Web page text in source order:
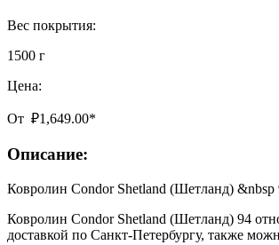
Вес покрытия:
1500 г
Цена:
От ₽1,649.00*
Описание:
Ковролин Condor Shetland (Шетланд) &nbsp
Ковролин Condor Shetland (Шетланд) 94
доставкой по Санкт-Петербургу, также